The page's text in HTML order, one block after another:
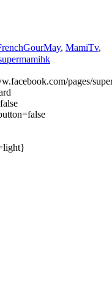
, MamiTv,
pages/